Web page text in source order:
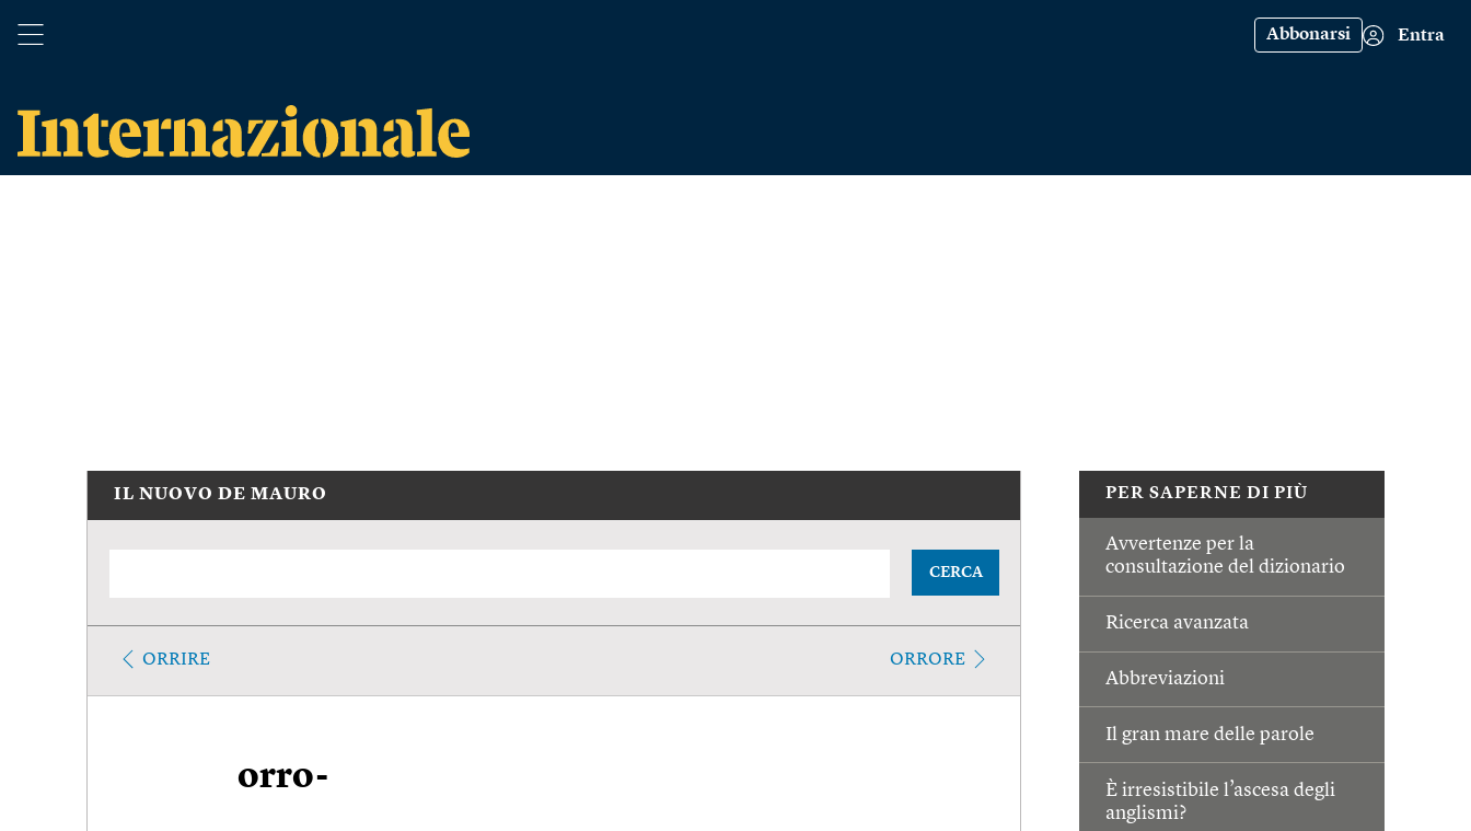
Abbonarsi Entra
PER SAPERNE DI PIÙ
Avvertenze per la
consultazione del dizionario
Ricerca avanzata
Abbreviazioni
Il gran mare delle parole
È irresistibile l’ascesa degli
anglismi?
IL NUOVO DE MAURO
CERCA
ORRIRE ORRORE
orro-